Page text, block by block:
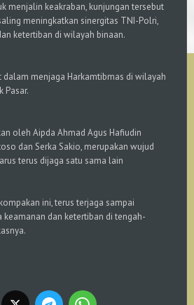
menjalin keakraban, kunjungan tersebut
meningkatkan sinergitas TNI-Polri,
ketertiban di wilayah binaan.
dalam menjaga Harkamtibmas di wilayah
Pasar.
oleh Aipda Ahmad Agus Hafiudin
dan Serka Sakio, merupakan wujud
terus dijaga satu sama lain
ini, terus terjaga sampai
keamanan dan ketertiban di tengah-